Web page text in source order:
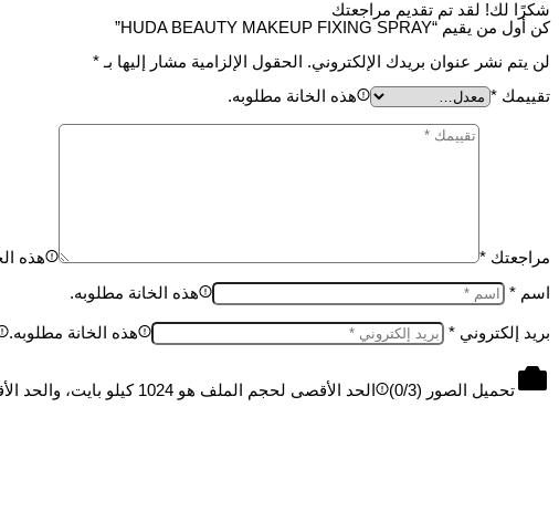
شكرًا لك! لقد تم تقديم مراجعتك
كن أول من يقيم “HUDA BEAUTY MAKEUP FIXING SPRAY”
لن يتم نشر عنوان بريدك الإلكتروني.
الحقول الإلزامية مشار إليها بـ *
تقييمك * هذه الخانة مطلوبه.
مراجعتك * هذه
اسم * هذه الخانة مطلوبه.
بريد إلكتروني * هذه الخانة مطلوبه.
تحميل الصور ( 0/3) الحد الأقصى لحجم الملف هو 1024 كيلو بايت، والحد الأقصى 3 ملفات